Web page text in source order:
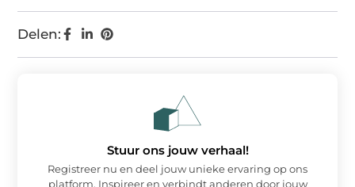
Delen:
Stuur ons jouw verhaal!
Registreer nu en deel jouw unieke ervaring op ons
platform. Inspireer en verbindt anderen door jouw